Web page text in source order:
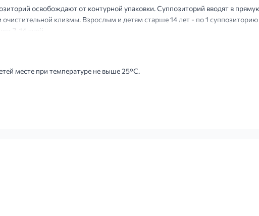
освобождают от контурной упаковки. Суппозиторий вводят в
клизмы. Взрослым и детям старше 14 лет - по 1 суппозиторию
7-14 дней.
месте при температуре не выше 25°С.